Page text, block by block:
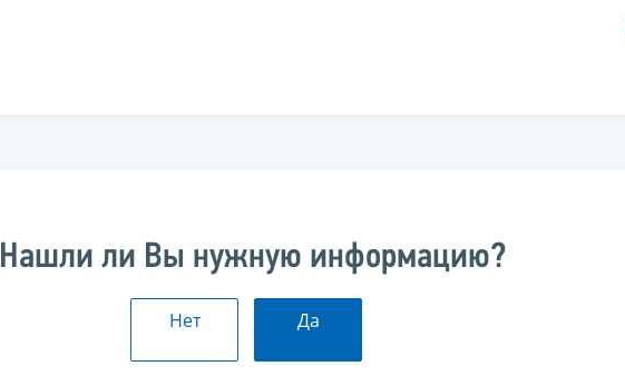
Нашли ли Вы нужную информацию?
Нет Да